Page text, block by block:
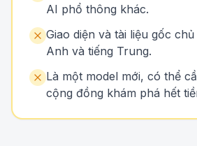
AI phổ thông khác.
Giao diện và tài liệu gốc
Anh và tiếng Trung.
Là một model mới, có thể
cộng đồng khám phá hết